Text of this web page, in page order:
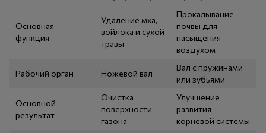
Основная
функция
Удаление мха,
войлока и сухой
травы
Прокалывание
почвы для
насыщения
воздухом
Рабочий орган Ножевой вал
Вал с пружинами
или зубьями
Основной
результат
Очистка
поверхности
газона
Улучшение
развития
корневой системы